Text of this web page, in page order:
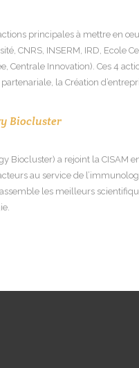
principales à mettre en
CNRS, INSERM, IRD, Ecole
Centrale Innovation). Ces 4
la Création
Biocluster
Biocluster) a rejoint la CISAM
au service de
les meilleurs